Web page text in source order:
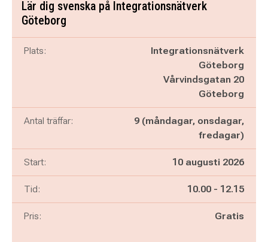
Lär dig svenska på Integrationsnätverk
Göteborg
Plats:
Integrationsnätverk
Göteborg
Vårvindsgatan 20
Göteborg
Antal träffar:
9 (måndagar, onsdagar,
fredagar)
Start: 10 augusti 2026
Tid: Pågår mellan
10.00 - och
12.15
Pris: Gratis